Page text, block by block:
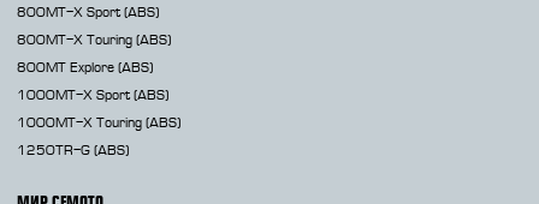
800MT-X Sport (ABS)
800MT-X Touring (ABS)
800MT Explore (ABS)
1000MT-X Sport (ABS)
1000MT-X Touring (ABS)
1250TR-G (ABS)